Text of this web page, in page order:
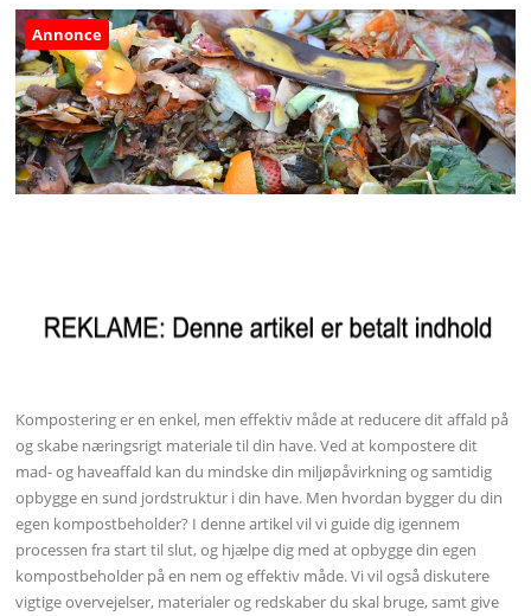
Annonce
Kompostering er en enkel, men effektiv måde at reducere dit affald på
og skabe næringsrigt materiale til din have. Ved at kompostere dit
mad- og haveaffald kan du mindske din miljøpåvirkning og samtidig
opbygge en sund jordstruktur i din have. Men hvordan bygger du din
egen kompostbeholder? I denne artikel vil vi guide dig igennem
processen fra start til slut, og hjælpe dig med at opbygge din egen
kompostbeholder på en nem og effektiv måde. Vi vil også diskutere
vigtige overvejelser, materialer og redskaber du skal bruge, samt give